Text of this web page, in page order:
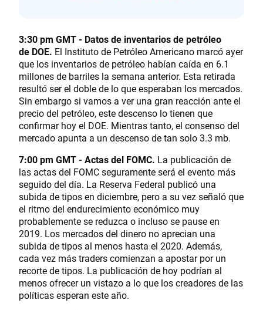
3:30 pm GMT - Datos de inventarios de petróleo
de DOE. El Instituto de Petróleo Americano marcó ayer
que los inventarios de petróleo habían caída en 6.1
millones de barriles la semana anterior. Esta retirada
resultó ser el doble de lo que esperaban los mercados.
Sin embargo si vamos a ver una gran reacción ante el
precio del petróleo, este descenso lo tienen que
confirmar hoy el DOE. Mientras tanto, el consenso del
mercado apunta a un descenso de tan solo 3.3 mb.
7:00 pm GMT - Actas del FOMC. La publicación de
las actas del FOMC seguramente será el evento más
seguido del día. La Reserva Federal publicó una
subida de tipos en diciembre, pero a su vez señaló que
el ritmo del endurecimiento económico muy
probablemente se reduzca o incluso se pause en
2019. Los mercados del dinero no aprecian una
subida de tipos al menos hasta el 2020. Además,
cada vez más traders comienzan a apostar por un
recorte de tipos. La publicación de hoy podrían al
menos ofrecer un vistazo a lo que los creadores de las
políticas esperan este año.